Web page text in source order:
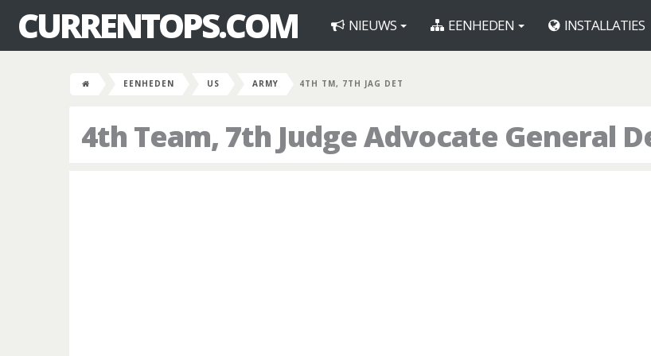
CURRENTOPS.COM NIEUWS EENHEDEN INSTALLATIES
EENHEDEN US ARMY 4TH TM, 7TH JAG DET
4th Team, 7th Judge Advocate General